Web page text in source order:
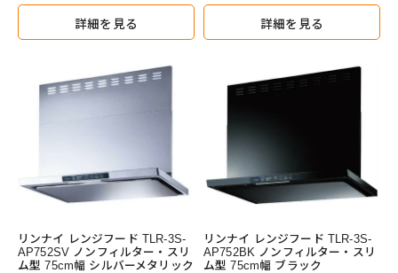
詳細を見る 詳細を見る
リンナイ レンジフード TLR-3S-
AP752SV ノンフィルター・スリ
ム型 75cm幅 シルバーメタリック
リンナイ レンジフード TLR-3S-
AP752BK ノンフィルター・スリ
ム型 75cm幅 ブラック